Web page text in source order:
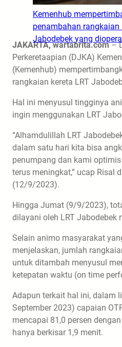
Kemenhub
penambahan rangkaian
Jabodebek yang
JAKARTA, wartabrita.com–
Perkeretaapian (DJKA)
(Kemenhub)
rangkaian kereta LRT
Hal ini menyusul tingginya
ingin menggunakan LRT
“Alhamdulillah LRT
dalam satu hari kita bisa
penumpang dan kami
terus meningkat,” ucap Risal
(12/9/2023).
Hingga Jumat (9/9/2023),
dilayani oleh LRT Jabodebek
Selain animo masyarakat
menjelaskan, jumlah
untuk ditambah menyusul
ketepatan waktu (on time
Adapun terkait hal ini, dalam
September 2023) capaian
mencapai 81,0 persen
hanya berkisar 1,9 menit.